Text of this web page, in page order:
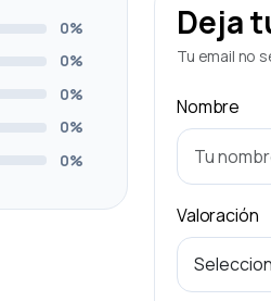
0%
0%
0%
0%
0%
Deja
Tu email no
Nombre
Valoración